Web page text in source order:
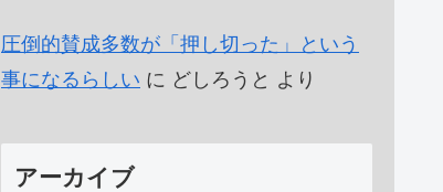
圧倒的賛成多数が「押し切った」という
事になるらしい に どしろうと より
アーカイブ